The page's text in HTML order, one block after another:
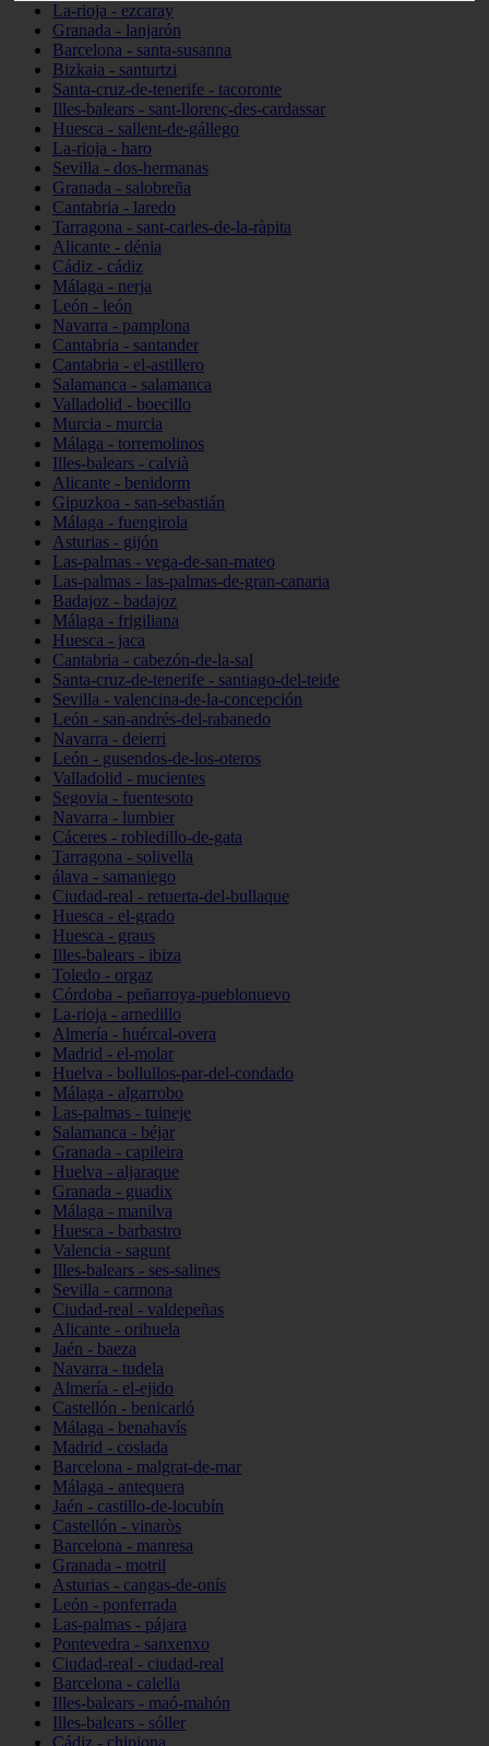
La-rioja - ezcaray
Granada - lanjarón
Barcelona - santa-susanna
Bizkaia - santurtzi
Santa-cruz-de-tenerife - tacoronte
Illes-balears - sant-llorenç-des-cardassar
Huesca - sallent-de-gállego
La-rioja - haro
Sevilla - dos-hermanas
Granada - salobreña
Cantabria - laredo
Tarragona - sant-carles-de-la-ràpita
Alicante - dénia
Cádiz - cádiz
Málaga - nerja
León - león
Navarra - pamplona
Cantabria - santander
Cantabria - el-astillero
Salamanca - salamanca
Valladolid - boecillo
Murcia - murcia
Málaga - torremolinos
Illes-balears - calvià
Alicante - benidorm
Gipuzkoa - san-sebastián
Málaga - fuengirola
Asturias - gijón
Las-palmas - vega-de-san-mateo
Las-palmas - las-palmas-de-gran-canaria
Badajoz - badajoz
Málaga - frigiliana
Huesca - jaca
Cantabria - cabezón-de-la-sal
Santa-cruz-de-tenerife - santiago-del-teide
Sevilla - valencina-de-la-concepción
León - san-andrés-del-rabanedo
Navarra - deierri
León - gusendos-de-los-oteros
Valladolid - mucientes
Segovia - fuentesoto
Navarra - lumbier
Cáceres - robledillo-de-gata
Tarragona - solivella
álava - samaniego
Ciudad-real - retuerta-del-bullaque
Huesca - el-grado
Huesca - graus
Illes-balears - ibiza
Toledo - orgaz
Córdoba - peñarroya-pueblonuevo
La-rioja - arnedillo
Almería - huércal-overa
Madrid - el-molar
Huelva - bollullos-par-del-condado
Málaga - algarrobo
Las-palmas - tuineje
Salamanca - béjar
Granada - capileira
Huelva - aljaraque
Granada - guadix
Málaga - manilva
Huesca - barbastro
Valencia - sagunt
Illes-balears - ses-salines
Sevilla - carmona
Ciudad-real - valdepeñas
Alicante - orihuela
Jaén - baeza
Navarra - tudela
Almería - el-ejido
Castellón - benicarló
Málaga - benahavís
Madrid - coslada
Barcelona - malgrat-de-mar
Málaga - antequera
Jaén - castillo-de-locubín
Castellón - vinaròs
Barcelona - manresa
Granada - motril
Asturias - cangas-de-onís
León - ponferrada
Las-palmas - pájara
Pontevedra - sanxenxo
Ciudad-real - ciudad-real
Barcelona - calella
Illes-balears - maó-mahón
Illes-balears - sóller
Cádiz - chipiona